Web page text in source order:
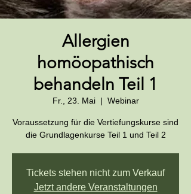
Allergien
homöopathisch
behandeln Teil 1
Fr., 23. Mai
  |
Webinar
Voraussetzung für die Vertiefungskurse sind
die Grundlagenkurse Teil 1 und Teil 2
Tickets stehen nicht zum Verkauf
Jetzt andere Veranstaltungen